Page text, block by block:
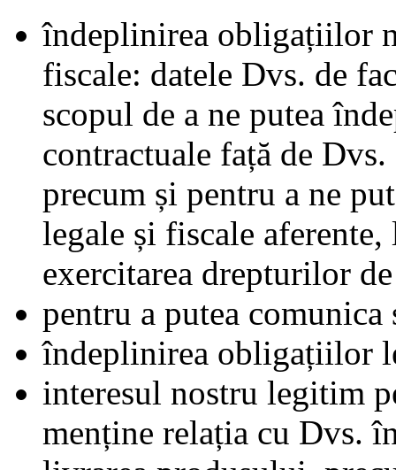
îndeplinirea obligațiilor
fiscale: datele Dvs. de
scopul de a ne putea
contractuale față de
precum și pentru a ne
legale și fiscale
exercitarea drepturilor
pentru a putea
îndeplinirea obligațiilor
interesul nostru legitim
menține relația cu Dvs.